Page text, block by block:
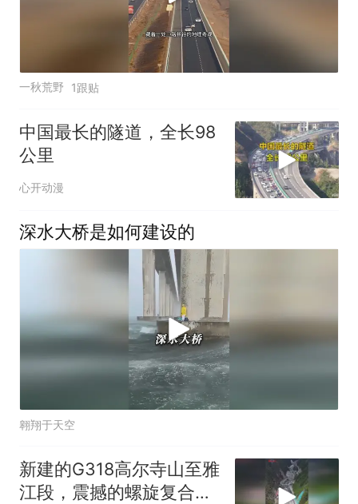
一秋荒野 1跟贴
中国最长的隧道，全长98
公里
心开动漫
深水大桥是如何建设的
翱翔于天空
新建的G318高尔寺山至雅
江段，震撼的螺旋复合高